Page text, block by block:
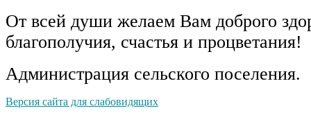
От всей души желаем Вам доброго
благополучия, счастья и процветания!
Администрация сельского поселения.
Версия сайта для слабовидящих